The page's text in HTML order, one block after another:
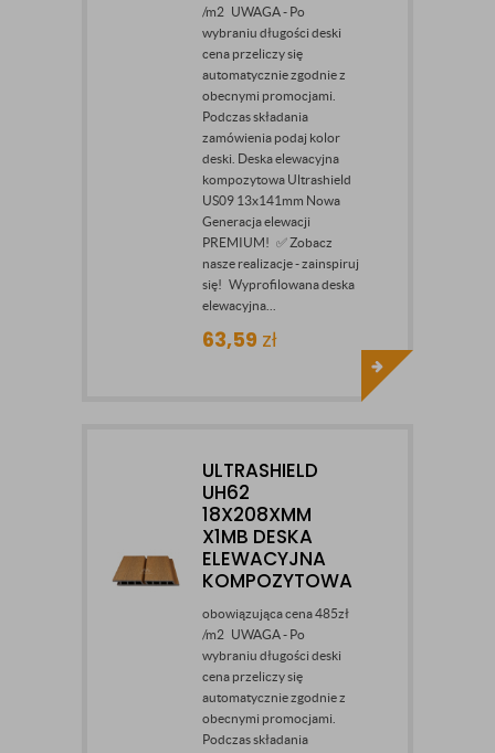
/m2 UWAGA - Po
wybraniu długości deski
cena przeliczy się
automatycznie zgodnie z
obecnymi promocjami.
Podczas składania
zamówienia podaj kolor
deski. Deska elewacyjna
kompozytowa Ultrashield
US09 13x141mm Nowa
Generacja elewacji
PREMIUM! ✅ Zobacz
nasze realizacje - zainspiruj
się! Wyprofilowana deska
elewacyjna...
63,59 zł
ULTRASHIELD
UH62
18X208XMM
X1MB DESKA
ELEWACYJNA
KOMPOZYTOWA
obowiązująca cena 485zł
/m2 UWAGA - Po
wybraniu długości deski
cena przeliczy się
automatycznie zgodnie z
obecnymi promocjami.
Podczas składania